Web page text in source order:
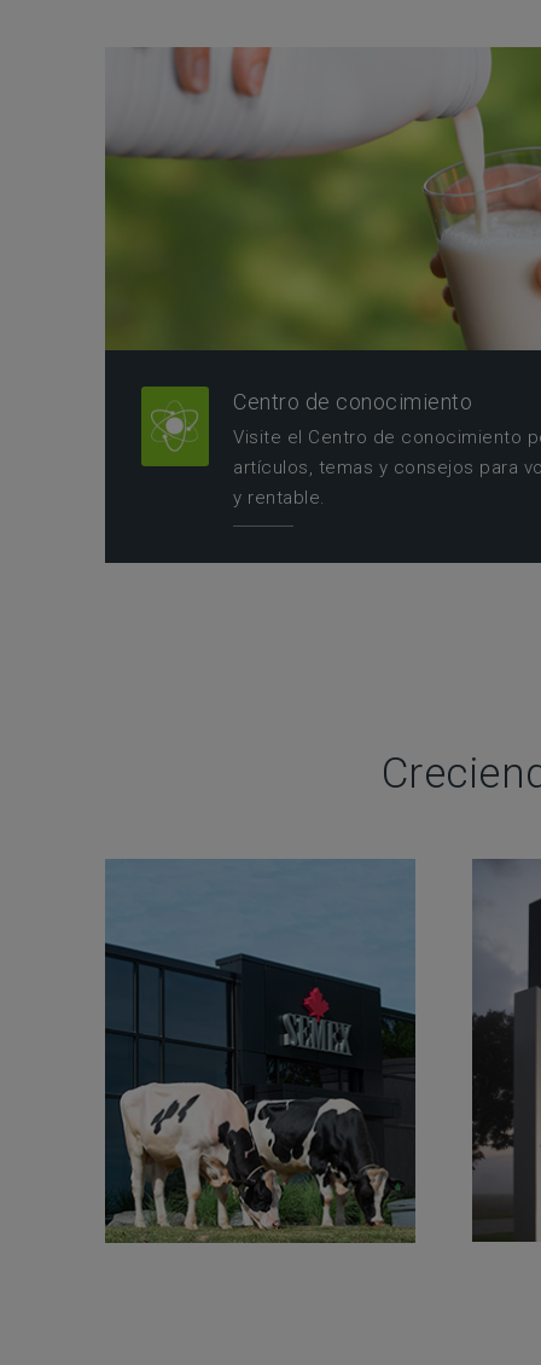
Centro de conocimiento
Visite el Centro de conocimiento
artículos, temas y consejos para
y rentable.
líder mundial
APRENDA MÁS